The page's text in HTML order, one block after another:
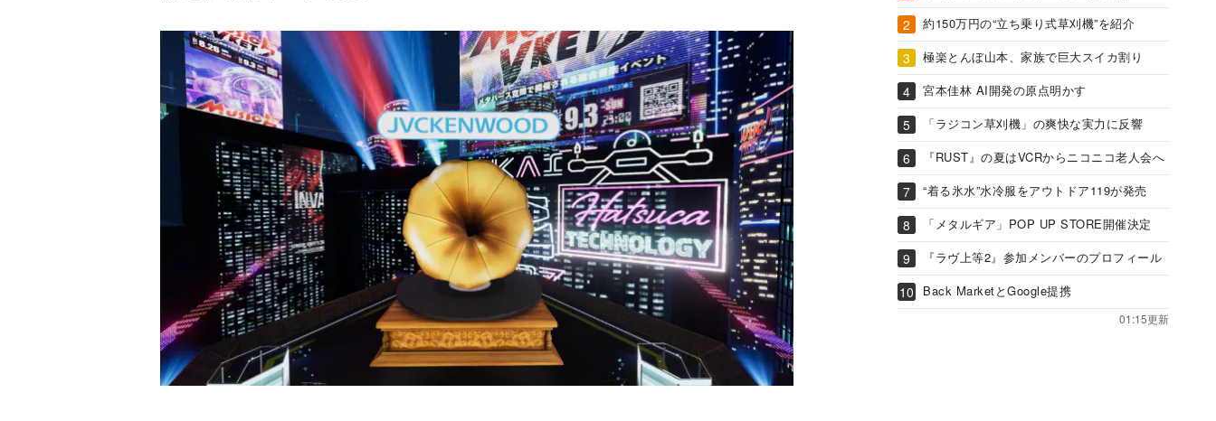
約150万円の“立ち乗り式草刈機”を紹介
極楽とんぼ山本、家族で巨大スイカ割り
宮本佳林 AI開発の原点明かす
「ラジコン草刈機」の爽快な実力に反響
『RUST』の夏はVCRからニコニコ老人会へ
“着る氷水”水冷服をアウトドア119が発売
「メタルギア」POP UP STORE開催決定
『ラヴ上等2』参加メンバーのプロフィール
Back MarketとGoogle提携
01:15更新